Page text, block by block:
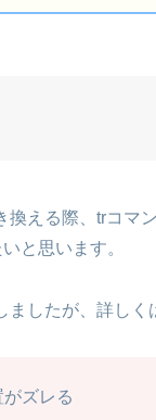
える際、trコマ
と思います。
したが、詳しく
ズレる